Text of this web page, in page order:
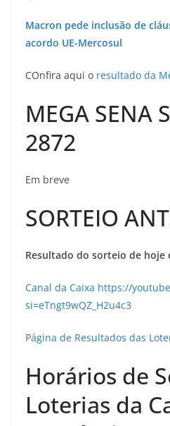
Macron pede inclusão de
acordo UE-Mercosul
COnfira aqui o resultado da
MEGA SENA
2872
Em breve
SORTEIO
Resultado do sorteio de hoje
Canal da Caixa https://
si=eTngt9wQZ_H2u4c3
Página de Resultados das
Horários de
Loterias da